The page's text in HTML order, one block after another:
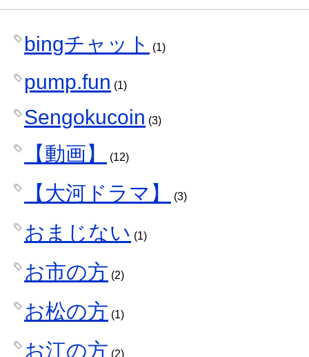
bingチャット (1)
pump.fun (1)
Sengokucoin (3)
【動画】 (12)
【大河ドラマ】 (3)
おまじない (1)
お市の方 (2)
お松の方 (1)
お江の方 (2)